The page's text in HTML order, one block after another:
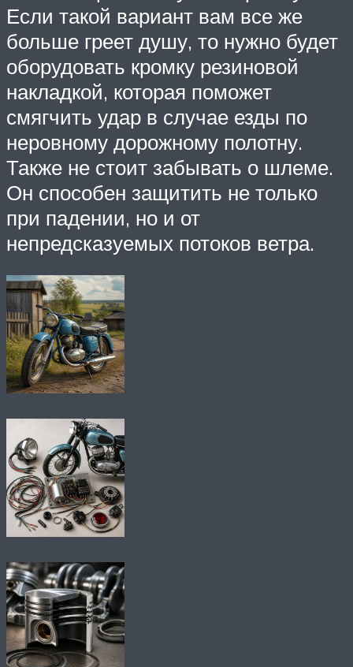
Если такой вариант вам все же
больше греет душу, то нужно будет
оборудовать кромку резиновой
накладкой, которая поможет
смягчить удар в случае езды по
неровному дорожному полотну.
Также не стоит забывать о шлеме.
Он способен защитить не только
при падении, но и от
непредсказуемых потоков ветра.